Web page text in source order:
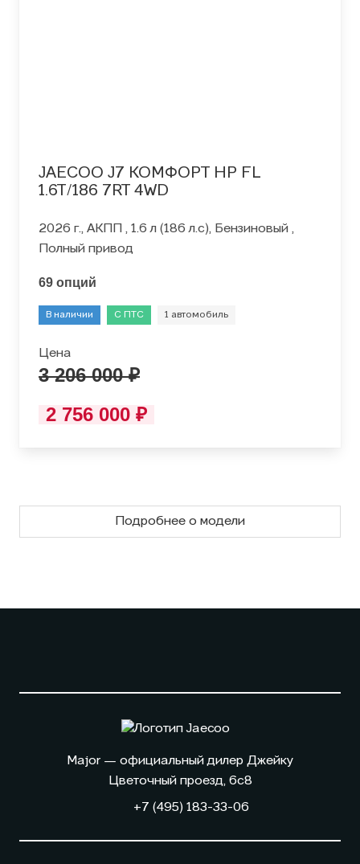
JAECOO J7 КОМФОРТ HP FL
1.6T/186 7RT 4WD
2026 г., АКПП , 1.6 л (186 л.с), Бензиновый ,
Полный привод
69 опций
В наличии С ПТС 1 автомобиль
Цена
3 206 000 ₽
2 756 000 ₽
Подробнее о модели
Major — официальный дилер Джейку
Цветочный проезд, 6с8
+7 (495) 183-33-06